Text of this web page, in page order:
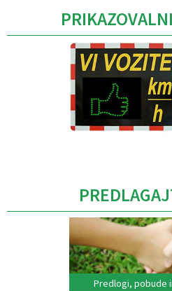
Predlogi, pobude